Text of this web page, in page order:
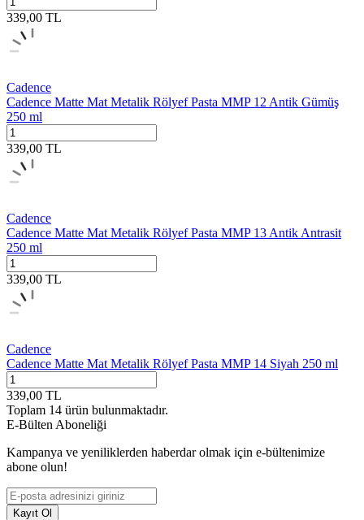
339,00 TL
Cadence
Cadence Matte Mat Metalik Rölyef Pasta MMP 12 Antik Gümüş
250 ml
339,00 TL
Cadence
Cadence Matte Mat Metalik Rölyef Pasta MMP 13 Antik Antrasit
250 ml
339,00 TL
Cadence
Cadence Matte Mat Metalik Rölyef Pasta MMP 14 Siyah 250 ml
339,00 TL
Toplam 14 ürün bulunmaktadır.
E-Bülten Aboneliği
Kampanya ve yeniliklerden haberdar olmak için e-bültenimize
abone olun!
Kayıt Ol